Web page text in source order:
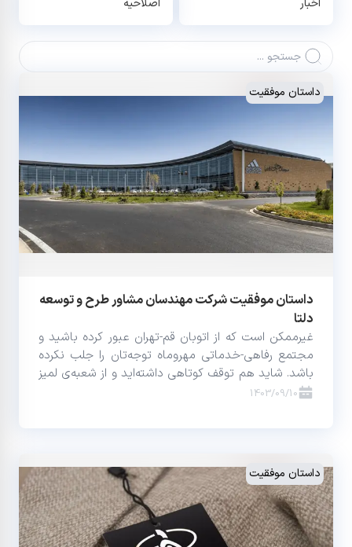
داستان موفقیت
داستان موفقیت شرکت مهندسان مشاور طرح و توسعه
دلتا
غیرممکن است که از اتوبان قم-تهران عبور کرده باشید و
مجتمع رفاهی-خدماتی مهروماه توجه‌تان را جلب نکرده
باشد. شاید هم توقف کوتاهی داشته‌اید و از شعبه‌ی لمیز
آن، یک قهوه لاته سفارش داده باشید!
1403/09/10
داستان موفقیت